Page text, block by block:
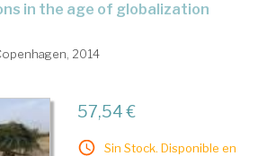
in the age of globalization
2014
57,54 €
Sin Stock. Disponible en